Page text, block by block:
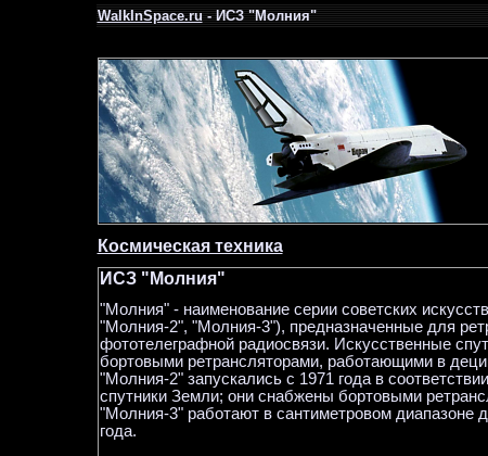
WalkInSpace.ru- ИСЗ "Молния"
Космическая техника
ИСЗ "Молния"
"Молния" - наименование серии советских
"Молния-2", "Молния-3"), предназначенные для
фототелеграфной радиосвязи. Искусственные
бортовыми ретрансляторами, работающими в
"Молния-2" запускались с 1971 года в
спутники Земли; они снабжены бортовыми
"Молния-3" работают в сантиметровом
года.